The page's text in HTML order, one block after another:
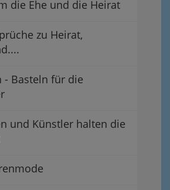
die Ehe und die Heirat
zu Heirat,
- Basteln für die
und Künstler halten die